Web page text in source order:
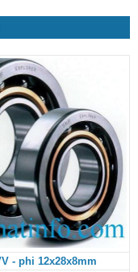
- phi 12x28x8mm